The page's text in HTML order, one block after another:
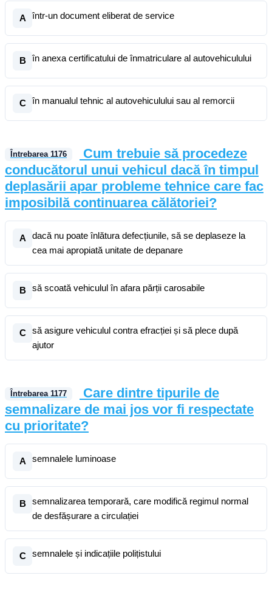
A într-un document eliberat de service
B în anexa certificatului de înmatriculare al autovehiculului
C în manualul tehnic al autovehiculului sau al remorcii
Întrebarea 1176
Cum trebuie să procedeze
conducătorul unui vehicul dacă în timpul
deplasării apar probleme tehnice care fac
imposibilă continuarea călătoriei?
A
dacă nu poate înlătura defecțiunile, să se deplaseze la
cea mai apropiată unitate de depanare
B să scoată vehiculul în afara părții carosabile
C
să asigure vehiculul contra efracției și să plece după
ajutor
Întrebarea 1177
Care dintre tipurile de
semnalizare de mai jos vor fi respectate
cu prioritate?
A semnalele luminoase
B
semnalizarea temporară, care modifică regimul normal
de desfășurare a circulației
C semnalele și indicațiile polițistului